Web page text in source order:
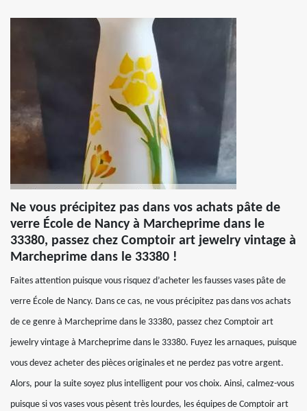
Ne vous précipitez pas dans vos achats pâte de
verre École de Nancy à Marcheprime dans le
33380, passez chez Comptoir art jewelry vintage à
Marcheprime dans le 33380 !
Faites attention puisque vous risquez d’acheter les fausses vases pâte de
verre École de Nancy. Dans ce cas, ne vous précipitez pas dans vos achats
de ce genre à Marcheprime dans le 33380, passez chez Comptoir art
jewelry vintage à Marcheprime dans le 33380. Fuyez les arnaques, puisque
vous devez acheter des pièces originales et ne perdez pas votre argent.
Alors, pour la suite soyez plus intelligent pour vos choix. Ainsi, calmez-vous
puisque si vos vases vous pèsent très lourdes, les équipes de Comptoir art